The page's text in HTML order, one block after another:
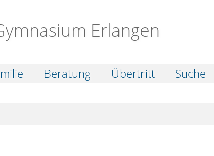
Erlangen
Beratung Übertritt Suche